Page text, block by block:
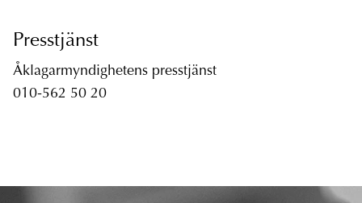
Presstjänst
Åklagarmyndighetens presstjänst
010-562 50 20